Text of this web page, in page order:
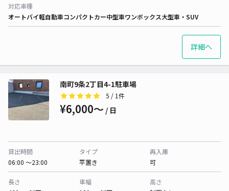
対応車種
オートバイ軽自動車コンパクトカー中型車ワンボックス大型車・SUV
詳細へ
南町9条2丁目4-1駐車場
5 / 1件
¥6,000〜 / 日
貸出時間
06:00 〜23:00
タイプ
平置き
再入庫
可
長さ
車幅
高さ